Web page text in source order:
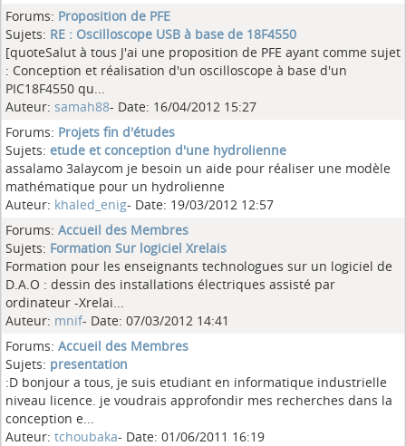
Forums: Proposition de PFE
Sujets: RE : Oscilloscope USB à base de 18F4550
[quoteSalut à tous J'ai une proposition de PFE ayant comme sujet
: Conception et réalisation d'un oscilloscope à base d'un
PIC18F4550 qu...
Auteur: samah88- Date: 16/04/2012 15:27
Forums: Projets fin d'études
Sujets: etude et conception d'une hydrolienne
assalamo 3alaycom je besoin un aide pour réaliser une modèle
mathématique pour un hydrolienne
Auteur: khaled_enig- Date: 19/03/2012 12:57
Forums: Accueil des Membres
Sujets: Formation Sur logiciel Xrelais
Formation pour les enseignants technologues sur un logiciel de
D.A.O : dessin des installations électriques assisté par
ordinateur -Xrelai...
Auteur: mnif- Date: 07/03/2012 14:41
Forums: Accueil des Membres
Sujets: presentation
:D bonjour a tous, je suis etudiant en informatique industrielle
niveau licence. je voudrais approfondir mes recherches dans la
conception e...
Auteur: tchoubaka- Date: 01/06/2011 16:19